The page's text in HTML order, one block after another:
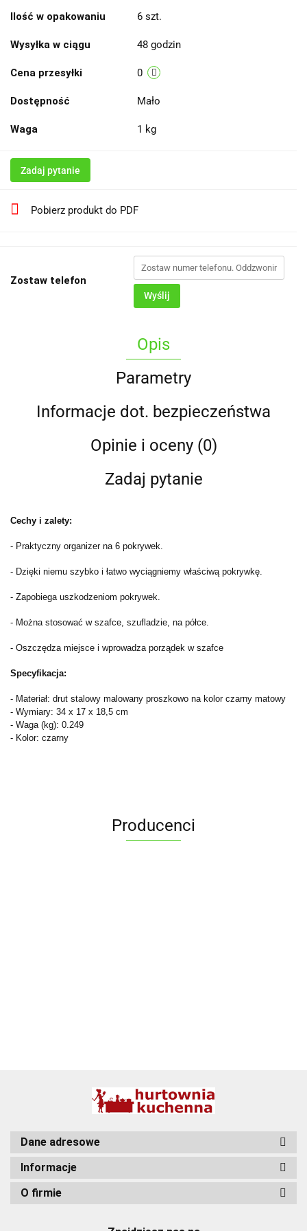
Ilość w opakowaniu 6 szt.
Wysyłka w ciągu 48 godzin
Cena przesyłki 0
Dostępność Mało
Waga 1 kg
Zadaj pytanie
Pobierz produkt do PDF
Zostaw telefon
Wyślij
Opis
Parametry
Informacje dot. bezpieczeństwa
Opinie i oceny (0)
Zadaj pytanie
Cechy i zalety:
- Praktyczny organizer na 6 pokrywek.
- Dzięki niemu szybko i łatwo wyciągniemy właściwą pokrywkę.
- Zapobiega uszkodzeniom pokrywek.
- Można stosować w szafce, szufladzie, na półce.
- Oszczędza miejsce i wprowadza porządek w szafce
Specyfikacja:
- Materiał: drut stalowy malowany proszkowo na kolor czarny matowy
- Wymiary: 34 x 17 x 18,5 cm
- Waga (kg): 0.249
- Kolor: czarny
Producenci
Dane adresowe
Informacje
O firmie